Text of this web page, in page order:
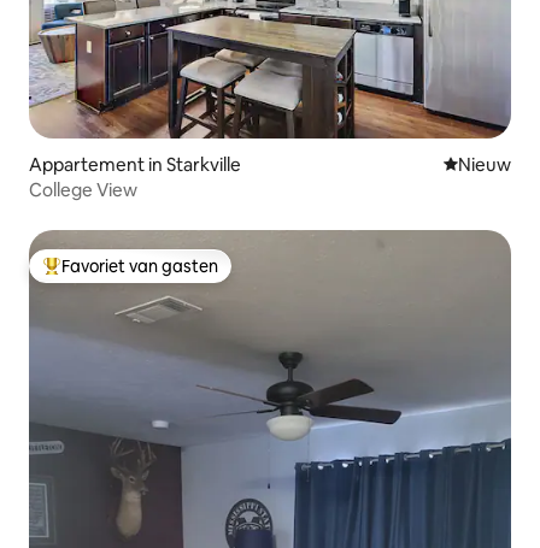
Appartement in Starkville Nieuwe
Nieuw
College View
Topfavoriet van gasten
Favoriet van gasten